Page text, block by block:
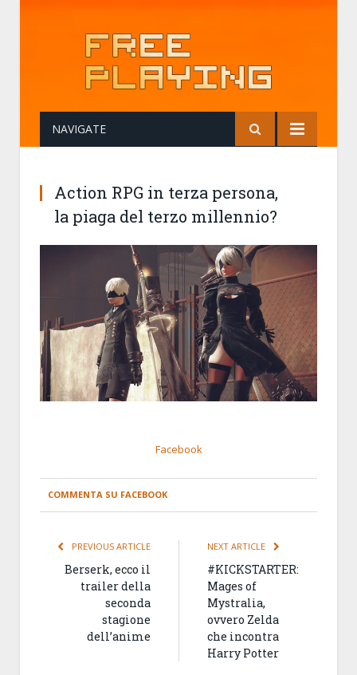
NAVIGATE
Action RPG in terza persona,
la piaga del terzo millennio?
Facebook
COMMENTA SU FACEBOOK
PREVIOUS ARTICLE
Berserk, ecco il
trailer della
seconda
stagione
dell’anime
NEXT ARTICLE
#KICKSTARTER:
Mages of
Mystralia,
ovvero Zelda
che incontra
Harry Potter